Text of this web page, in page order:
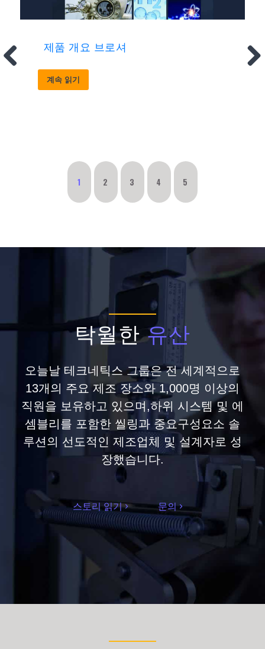
제품 개요 브로셔
계속 읽기
1 2 3 4 5
탁월한유산
오늘날 테크네틱스 그룹은 전 세계적으로
13개의 주요 제조 장소와 1,000명 이상의
직원을 보유하고 있으며,하위 시스템 및 에
셈블리를 포함한 씰링과 중요구성요소 솔
루션의 선도적인 제조업체 및 설계자로 성
장했습니다.
스토리 읽기 문의